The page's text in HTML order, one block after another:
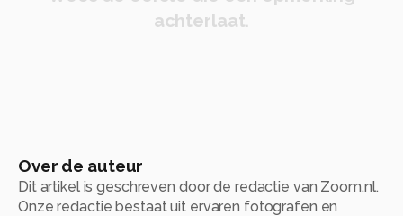
achterlaat.
Over de auteur
Dit artikel is geschreven door de redactie van Zoom.nl.
Onze redactie bestaat uit ervaren fotografen en